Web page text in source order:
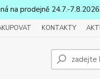
na prodejně 24.7.-
KONTAKTY